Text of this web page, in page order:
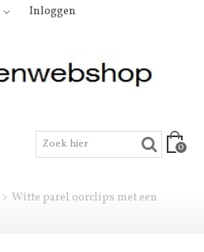
Inloggen
0
> Witte parel oorclips met een